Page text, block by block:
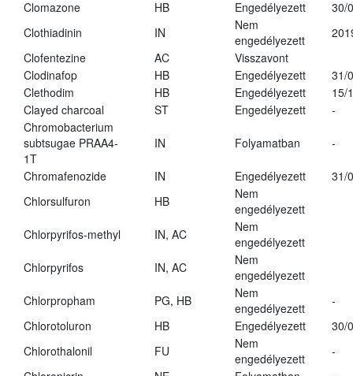
Clomazone HB Engedélyezett
30/
Clothiadinin
IN
Nem
engedélyezett
Clofentezine
AC
Visszavont
Clodinafop
HB Engedélyezett
31/
Clethodim
HB Engedélyezett
15/
Clayed charcoal
ST Engedélyezett
-
Chromobacterium
subtsugae PRAA4-
1T
IN Folyamatban -
Chromafenozide IN Engedélyezett
31/
Chlorsulfuron
HB
Nem
engedélyezett
Chlorpyrifos-methyl
IN, AC
Nem
engedélyezett
Chlorpyrifos
IN, AC
Nem
engedélyezett
Chlorpropham
PG, HB
Nem
engedélyezett
-
Chlorotoluron
HB Engedélyezett
30/
Chlorothalonil
FU
Nem
engedélyezett
-